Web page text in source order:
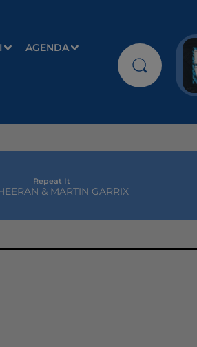
AGENDA
Repeat It
& MARTIN GARRIX